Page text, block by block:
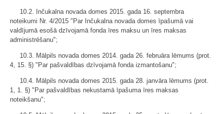
10.2. Inčukalna novada domes 2015. gada 16. septembra
noteikumi Nr. 4/2015 "Par Inčukalna novada domes īpašumā vai
valdījumā esošā dzīvojamā fonda īres maksu un īres maksas
administrēšanu";
10.3. Mālpils novada domes 2014. gada 26. februāra lēmums (prot.
4, 15. §) "Par pašvaldības dzīvojamā fonda izmantošanu";
10.4. Mālpils novada domes 2015. gada 28. janvāra lēmums (prot.
1, 1. §) "Par pašvaldības nekustamā īpašuma īres maksas
noteikšanu";